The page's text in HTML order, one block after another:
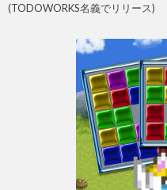
(TODOWORKS名義でリリース)